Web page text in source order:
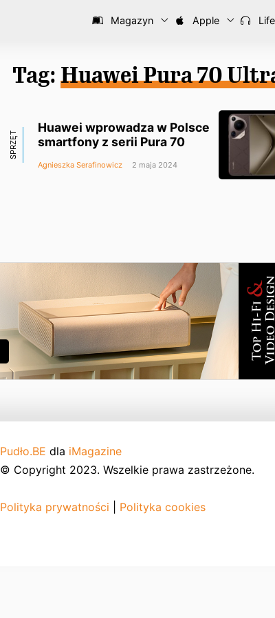
Magazyn Apple
Tag: Huawei Pura 70
SPRZĘT
Huawei wprowadza w Polsce
smartfony z serii Pura 70
Agnieszka Serafinowicz 2 maja 2024
Pudło.BE dla iMagazine
© Copyright 2023. Wszelkie prawa zastrzeżone.
Polityka prywatności Polityka cookies